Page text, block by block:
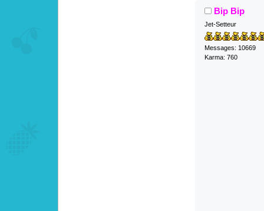
Bip Bip
Jet-Setteur
Messages: 10669
Karma: 760